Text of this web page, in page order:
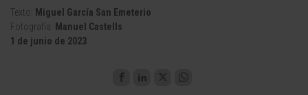
Texto:
Miguel García San Emeterio
Fotografía:
Manuel Castells
1 de junio de 2023